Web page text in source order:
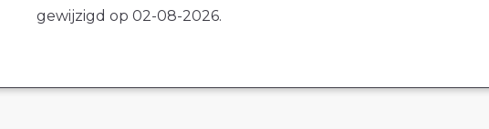
gewijzigd op 02-08-2026.